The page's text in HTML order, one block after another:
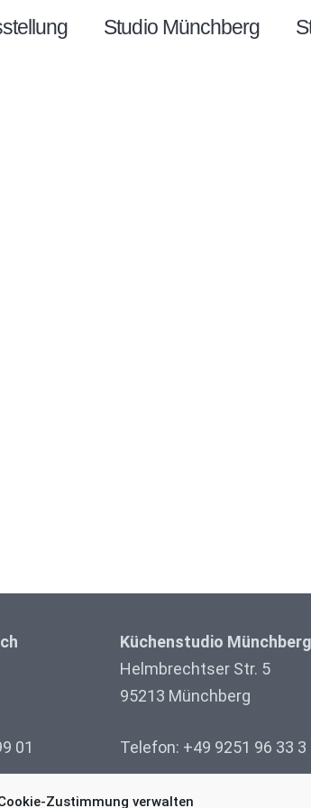
Zustimmung verwalten
Studio Münchberg
01
Küchenstudio Münchberg
Helmbrechtser Str. 5
95213 Münchberg
Telefon: +49 9251 96 33 3